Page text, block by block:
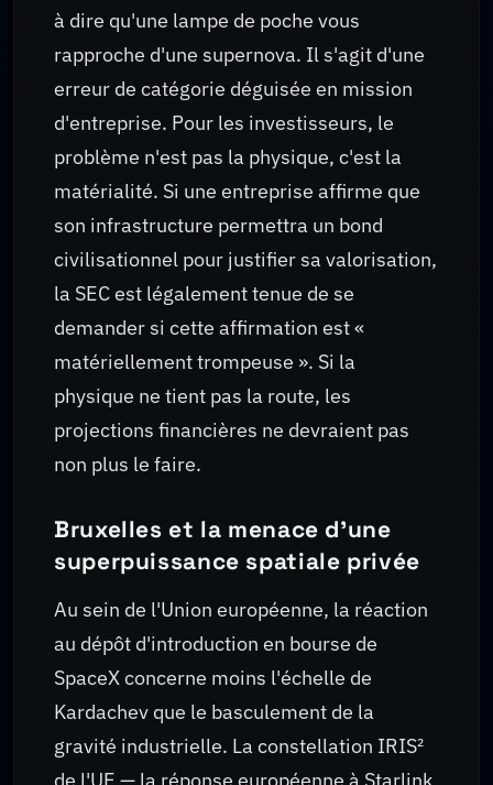
à dire qu'une lampe de poche vous
rapproche d'une supernova. Il s'agit d'une
erreur de catégorie déguisée en mission
d'entreprise. Pour les investisseurs, le
problème n'est pas la physique, c'est la
matérialité. Si une entreprise affirme que
son infrastructure permettra un bond
civilisationnel pour justifier sa valorisation,
la SEC est légalement tenue de se
demander si cette affirmation est «
matériellement trompeuse ». Si la
physique ne tient pas la route, les
projections financières ne devraient pas
non plus le faire.
Bruxelles et la menace d'une
superpuissance spatiale privée
Au sein de l'Union européenne, la réaction
au dépôt d'introduction en bourse de
SpaceX concerne moins l'échelle de
Kardachev que le basculement de la
gravité industrielle. La constellation IRIS²